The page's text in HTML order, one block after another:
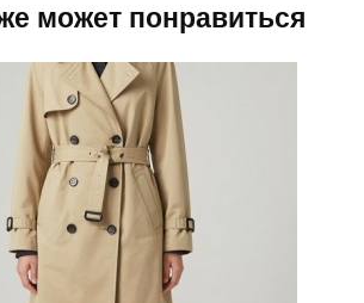
может понравиться